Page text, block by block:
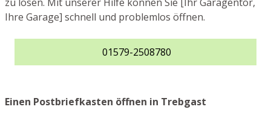
Ihre Garage] schnell und problemlos öffnen.
01579-2508780
Einen Postbriefkasten öffnen in Trebgast